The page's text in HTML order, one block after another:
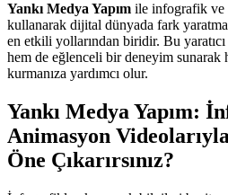
Yankı Medya Yapım ile infografik ve
kullanarak dijital dünyada fark
en etkili yollarından biridir. Bu
hem de eğlenceli bir deneyim
kurmanıza yardımcı olur.
Yankı Medya Yapım:
Animasyon
Öne Çıkarırsınız?